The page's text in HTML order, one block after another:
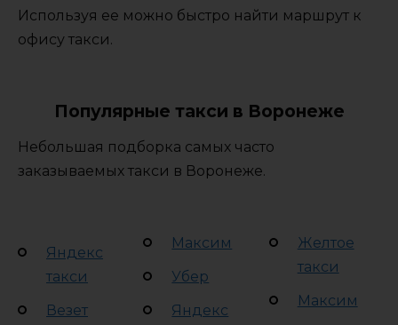
Используя ее можно быстро найти маршрут к
офису такси.
Популярные такси в Воронеже
Небольшая подборка самых часто
заказываемых такси в Воронеже.
Яндекс
такси
Везет
Максим
Убер
Яндекс
Желтое
такси
Максим